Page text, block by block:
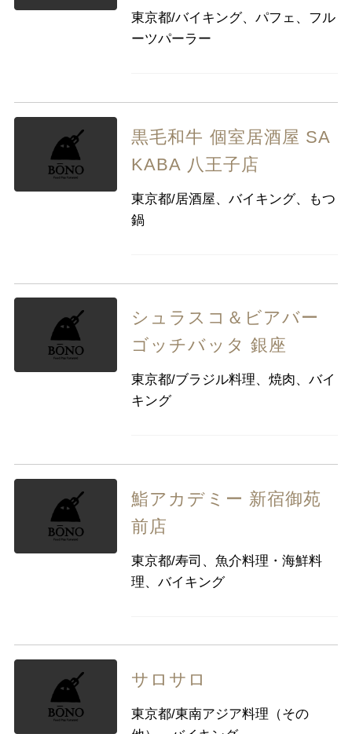
東京都/バイキング、パフェ、フル
ーツパーラー
黒毛和牛 個室居酒屋 SA
KABA 八王子店
東京都/居酒屋、バイキング、もつ
鍋
シュラスコ＆ビアバー
ゴッチバッタ 銀座
東京都/ブラジル料理、焼肉、バイ
キング
鮨アカデミー 新宿御苑
前店
東京都/寿司、魚介料理・海鮮料
理、バイキング
サロサロ
東京都/東南アジア料理（その